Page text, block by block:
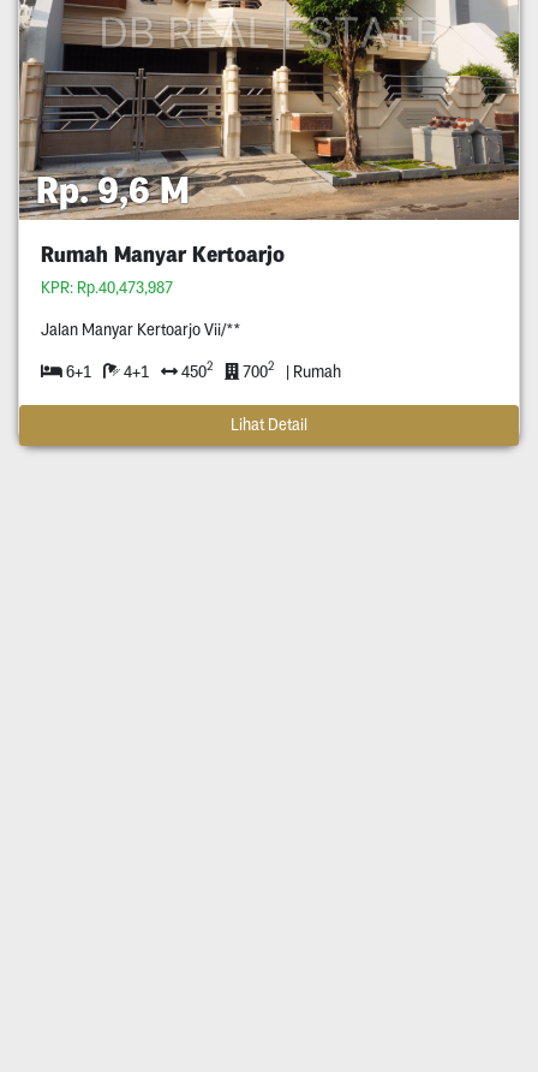
Rp. 9,6 M
Rumah Manyar Kertoarjo
KPR: Rp.40,473,987
Jalan Manyar Kertoarjo Vii/**
6+1 4+1 4502 7002 | Rumah
Lihat Detail